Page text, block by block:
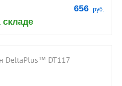
656 руб.
складе
В КОРЗИНУ